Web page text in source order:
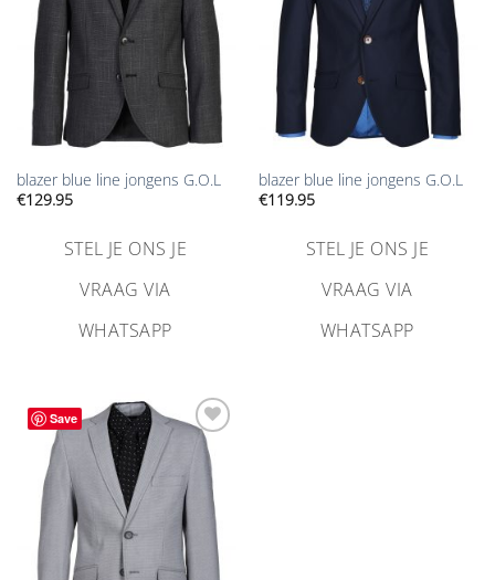
blazer blue line jongens G.O.L
€129.95
STEL JE ONS JE
VRAAG VIA
WHATSAPP
blazer blue line jongens G.O.L
€119.95
STEL JE ONS JE
VRAAG VIA
WHATSAPP
Save
verlanglijst
toevoegen